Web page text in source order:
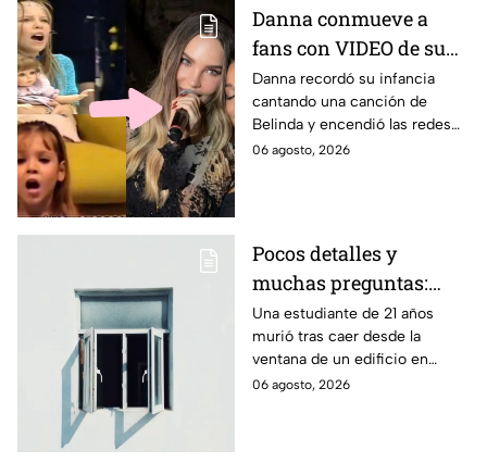
Danna conmueve a
fans con VIDEO de su
infancia cantando una
canción de Belinda;
prepara estreno de ‘La
dolce vita’
Danna recordó su infancia
cantando una canción de
Belinda y encendió las redes
antes del estreno de su
06 agosto, 2026
Pocos detalles y
muchas preguntas:
estudiante pierde la
vida tras caer desde la
ventana abierta de un
edificio
Una estudiante de 21 años
murió tras caer desde la
ventana de un edificio en
Seattle. Autoridades
06 agosto, 2026